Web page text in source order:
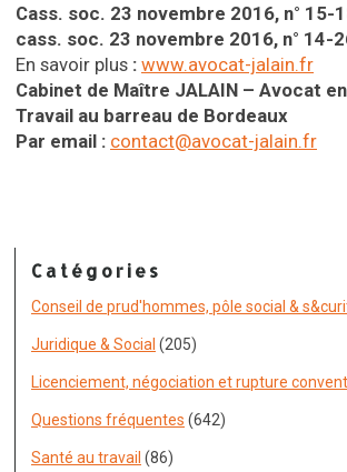
Cass. soc. 23 novembre 2016, n° 15-
cass. soc. 23 novembre 2016, n° 14-
En savoir plus : www.avocat-jalain.fr
Cabinet de Maître JALAIN – Avocat
Travail au barreau de Bordeaux
Par email : contact@avocat-jalain.fr
Catégories
Conseil de prud'hommes, pôle social &
Juridique & Social (205)
Licenciement, négociation et rupture
Questions fréquentes (642)
Santé au travail (86)